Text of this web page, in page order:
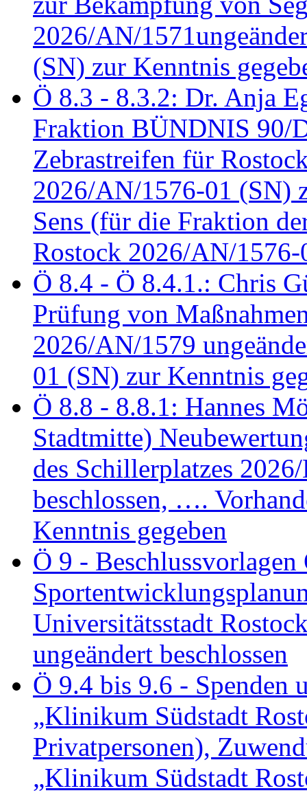
2026/AN/
(SN) zur Kenntnis
Ö 8.3 - 8.3.2: Dr. Anja
Fraktion BÜNDNIS 90/
Zebrastreifen für
2026/AN/1576-01 (SN)
Sens (für die Fraktion
Rostock 2026/AN/1576-
Ö 8.4 - Ö 8.4.1.: Chris
Prüfung von
2026/AN/1579
01 (SN) zur Kenntnis
Ö 8.8 - 8.8.1: Hannes
Stadtmitte)
des Schillerplatzes
beschlossen, ….
Kenntnis gegeben
Ö 9 - Beschlussvorlagen
Universitätsstadt
ungeändert beschlossen
Ö 9.4 bis 9.6 -
„Klinikum Südstadt
Privatpersonen),
„Klinikum Südstadt